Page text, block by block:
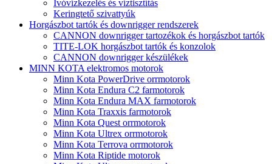
Ivóvízkezelés és víztisztítás
Keringtető szivattyúk
Horgászbot tartók és downrigger rendszerek
CANNON downrigger tartozékok és horgászbot tartók
TITE-LOK horgászbot tartók és konzolok
CANNON downrigger készülékek
MINN KOTA elektromos motorok
Minn Kota PowerDrive orrmotorok
Minn Kota Endura C2 farmotorok
Minn Kota Endura MAX farmotorok
Minn Kota Traxxis farmotorok
Minn Kota Quest orrmotorok
Minn Kota Ultrex orrmotorok
Minn Kota Terrova orrmotorok
Minn Kota Riptide motorok